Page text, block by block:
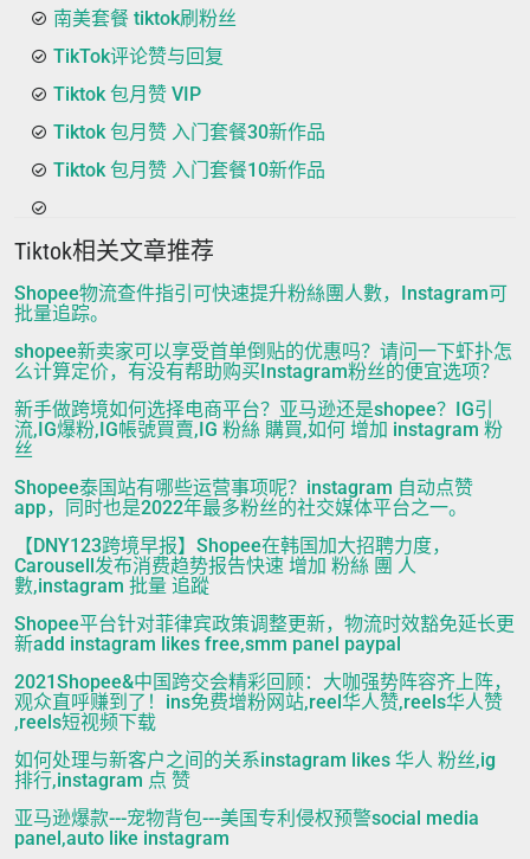
南美套餐 tiktok刷粉丝
TikTok评论赞与回复
Tiktok 包月赞 VIP
Tiktok 包月赞 入门套餐30新作品
Tiktok 包月赞 入门套餐10新作品
Tiktok相关文章推荐
Shopee物流查件指引可快速提升粉絲團人數，Instagram可
批量追踪。
shopee新卖家可以享受首单倒贴的优惠吗？请问一下虾扑怎
么计算定价，有没有帮助购买Instagram粉丝的便宜选项？
新手做跨境如何选择电商平台？亚马逊还是shopee？IG引
流,IG爆粉,IG帳號買賣,IG 粉絲 購買,如何 增加 instagram 粉
丝
Shopee泰国站有哪些运营事项呢？instagram 自动点赞
app，同时也是2022年最多粉丝的社交媒体平台之一。
【DNY123跨境早报】Shopee在韩国加大招聘力度，
Carousell发布消费趋势报告快速 增加 粉絲 團 人
數,instagram 批量 追蹤
Shopee平台针对菲律宾政策调整更新，物流时效豁免延长更
新add instagram likes free,smm panel paypal
2021Shopee&中国跨交会精彩回顾：大咖强势阵容齐上阵，
观众直呼赚到了！ins免费增粉网站,reel华人赞,reels华人赞
,reels短视频下载
如何处理与新客户之间的关系instagram likes 华人 粉丝,ig
排行,instagram 点 赞
亚马逊爆款---宠物背包---美国专利侵权预警social media
panel,auto like instagram